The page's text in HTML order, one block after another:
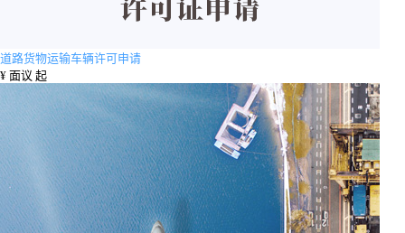
道路货物运输车辆许可申请
¥ 面议 起